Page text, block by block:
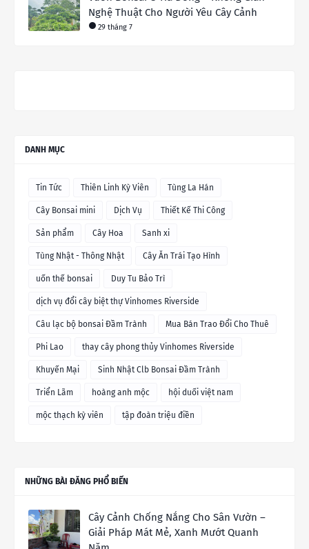
Nghệ Thuật Cho Người Yêu Cây Cảnh
29 tháng 7
DANH MỤC
Tin Tức Thiên Linh Kỳ Viên Tùng La Hán
Cây Bonsai mini Dịch Vụ Thiết Kế Thi Công
Sản phẩm Cây Hoa Sanh xi
Tùng Nhật - Thông Nhật Cây Ăn Trái Tạo Hình
uốn thế bonsai Duy Tu Bảo Trì
dịch vụ đổi cây biệt thự Vinhomes Riverside
Câu lạc bộ bonsai Đầm Trành Mua Bán Trao Đổi Cho Thuê
Phi Lao thay cây phong thủy Vinhomes Riverside
Khuyến Mại Sinh Nhật Clb Bonsai Đầm Trành
Triển Lãm hoàng anh mộc hội duối việt nam
mộc thạch kỳ viên tập đoàn triệu điền
NHỮNG BÀI ĐĂNG PHỔ BIẾN
Cây Cảnh Chống Nắng Cho Sân Vườn –
Giải Pháp Mát Mẻ, Xanh Mướt Quanh